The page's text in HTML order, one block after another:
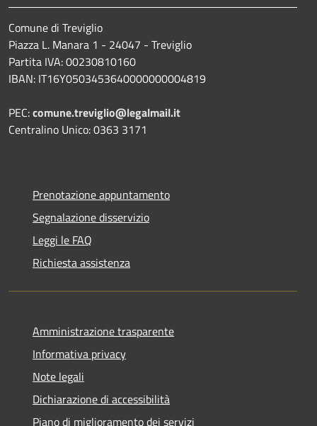
Comune di Treviglio
Piazza L. Manara 1 - 24047 - Treviglio
Partita IVA: 00230810160
IBAN: IT16Y0503453640000000004819
PEC:comune.treviglio@legalmail.it
Centralino Unico: 0363 3171
Prenotazione appuntamento
Segnalazione disservizio
Leggi le FAQ
Richiesta assistenza
Amministrazione trasparente
Informativa privacy
Note legali
Dichiarazione di accessibilità
Piano di miglioramento dei servizi